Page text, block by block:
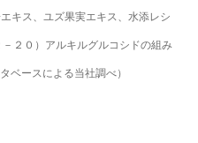
キス、ユズ果実エキス、水添レシ
２０）アルキルグルコシドの組み
ベースによる当社調べ）